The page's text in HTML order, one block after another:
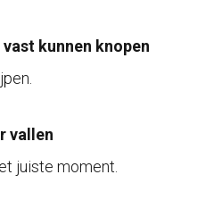
kunnen knopen
vallen
juiste moment.